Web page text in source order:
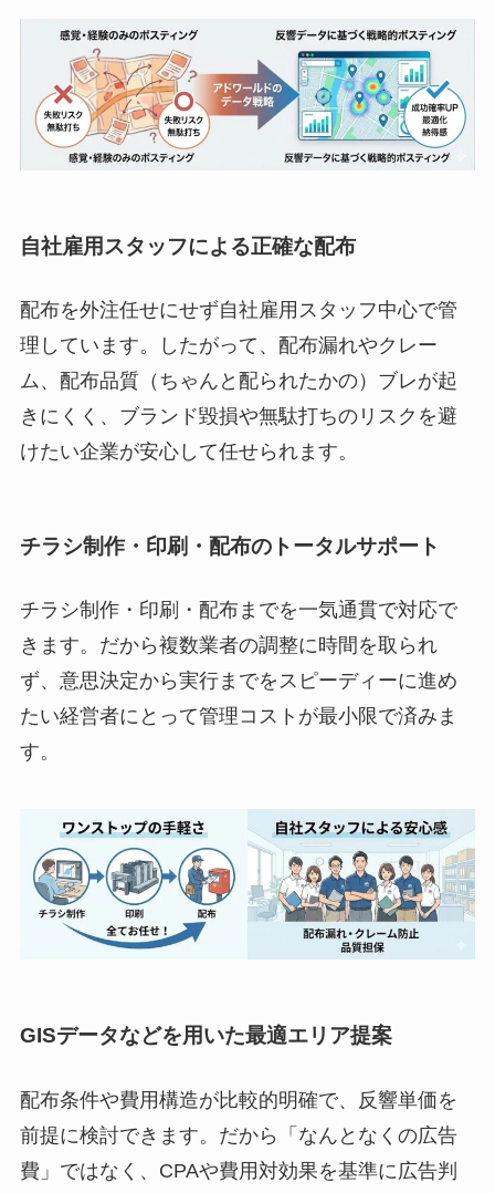
自社雇用スタッフによる正確な配布
配布を外注任せにせず自社雇用スタッフ中心で管
理しています。したがって、配布漏れやクレー
ム、配布品質（ちゃんと配られたかの）ブレが起
きにくく、ブランド毀損や無駄打ちのリスクを避
けたい企業が安心して任せられます。
チラシ制作・印刷・配布のトータルサポート
チラシ制作・印刷・配布までを一気通貫で対応で
きます。だから複数業者の調整に時間を取られ
ず、意思決定から実行までをスピーディーに進め
たい経営者にとって管理コストが最小限で済みま
す。
GISデータなどを用いた最適エリア提案
配布条件や費用構造が比較的明確で、反響単価を
前提に検討できます。だから「なんとなくの広告
費」ではなく、CPAや費用対効果を基準に広告判